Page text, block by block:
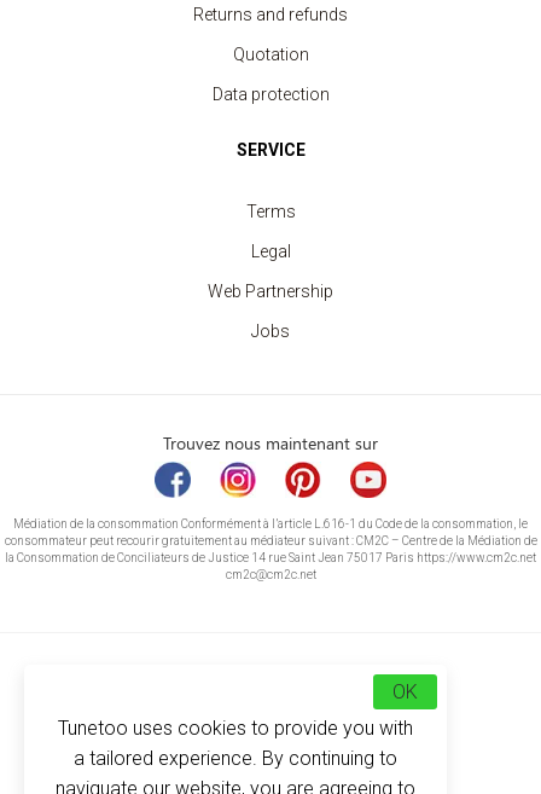
Returns and refunds
Quotation
Data protection
SERVICE
Terms
Legal
Web Partnership
Jobs
Trouvez nous maintenant sur
Médiation de la consommation Conformément à l’article L.616-1 du Code de la consommation, le
consommateur peut recourir gratuitement au médiateur suivant : CM2C – Centre de la Médiation de
la Consommation de Conciliateurs de Justice 14 rue Saint Jean 75017 Paris https://www.cm2c.net
cm2c@cm2c.net
Tunetoo uses cookies to provide you with
a tailored experience. By continuing to
naviguate our website, you are agreeing to
OK